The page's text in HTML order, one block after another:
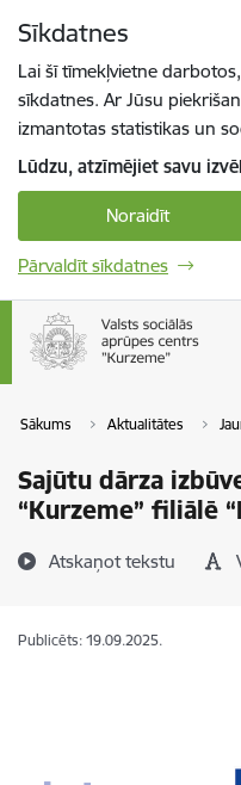
Sīkdatnes
Lai šī tīmekļvietne
sīkdatnes. Ar Jūsu
izmantotas statistikas un
Lūdzu, atzīmējiet savu
Noraidīt
Pārvaldīt sīkdatnes
Sākums Aktualitātes
Sajūtu dārza
“Kurzeme” filiālē
Atskaņot tekstu
Publicēts: 19.09.2025.